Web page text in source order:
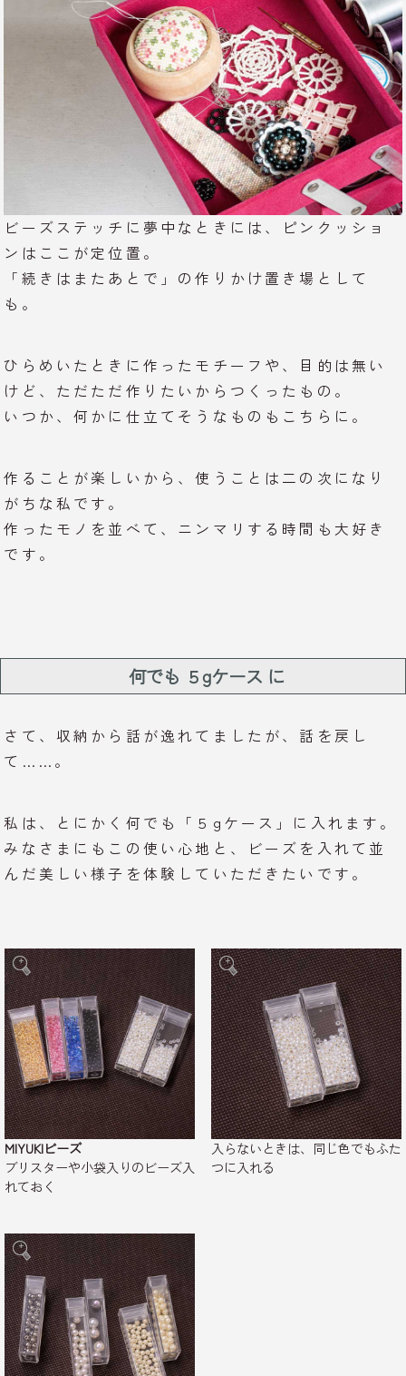
ビーズステッチに夢中なときには、ピンクッショ
ンはここが定位置。
「続きはまたあとで」の作りかけ置き場として
も。
ひらめいたときに作ったモチーフや、目的は無い
けど、ただただ作りたいからつくったもの。
いつか、何かに仕立てそうなものもこちらに。
作ることが楽しいから、使うことは二の次になり
がちな私です。
作ったモノを並べて、ニンマリする時間も大好き
です。
何でも ５gケース に
さて、収納から話が逸れてましたが、話を戻し
て……。
私は、とにかく何でも「５gケース」に入れます。
みなさまにもこの使い心地と、ビーズを入れて並
んだ美しい様子を体験していただきたいです。
MIYUKIビーズ
ブリスターや小袋入りのビーズ入
れておく
入らないときは、同じ色でもふた
つに入れる